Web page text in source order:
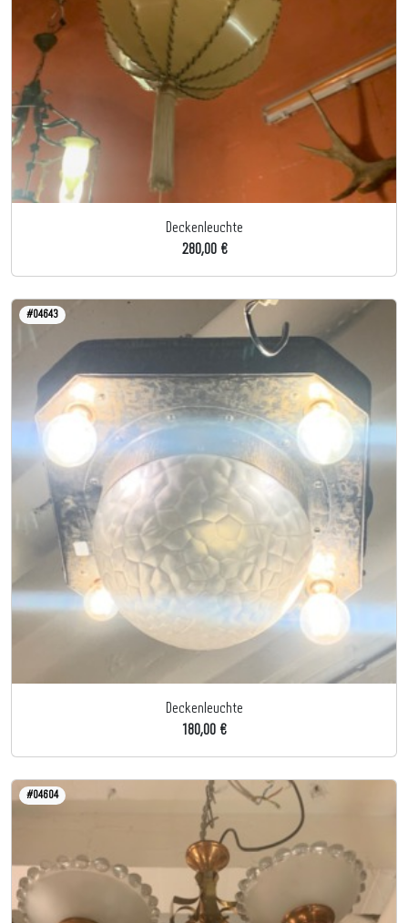
Deckenleuchte
280,00 €
#04643
Deckenleuchte
180,00 €
#04604